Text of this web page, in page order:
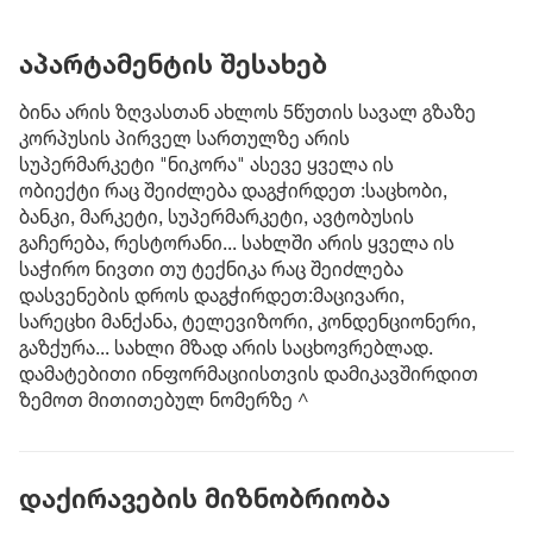
აპარტამენტის შესახებ
ბინა არის ზღვასთან ახლოს 5წუთის სავალ გზაზე
კორპუსის პირველ სართულზე არის
სუპერმარკეტი "ნიკორა" ასევე ყველა ის
ობიექტი რაც შეიძლება დაგჭირდეთ :საცხობი,
ბანკი, მარკეტი, სუპერმარკეტი, ავტობუსის
გაჩერება, რესტორანი... სახლში არის ყველა ის
საჭირო ნივთი თუ ტექნიკა რაც შეიძლება
დასვენების დროს დაგჭირდეთ:მაცივარი,
სარეცხი მანქანა, ტელევიზორი, კონდენციონერი,
გაზქურა... სახლი მზად არის საცხოვრებლად.
დამატებითი ინფორმაციისთვის დამიკავშირდით
ზემოთ მითითებულ ნომერზე ^
დაქირავების მიზნობრიობა